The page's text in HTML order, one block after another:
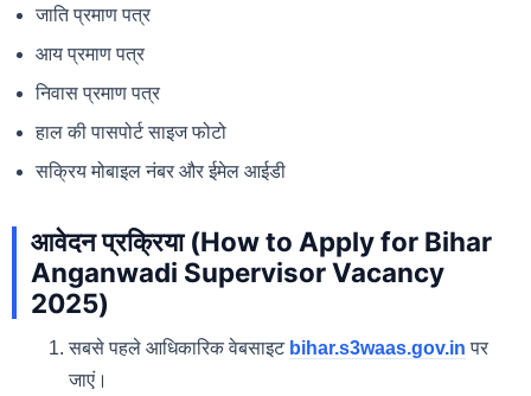
जाति प्रमाण पत्र
आय प्रमाण पत्र
निवास प्रमाण पत्र
हाल की पासपोर्ट साइज फोटो
सक्रिय मोबाइल नंबर और ईमेल आईडी
आवेदन प्रक्रिया (How to Apply for Bihar
Anganwadi Supervisor Vacancy
2025)
सबसे पहले आधिकारिक वेबसाइट bihar.s3waas.gov.in पर
जाएं।